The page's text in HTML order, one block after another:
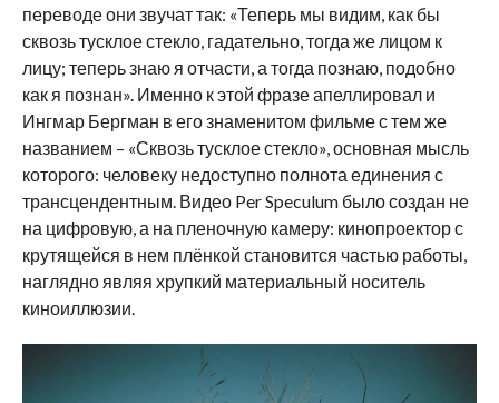
переводе они звучат так: «Теперь мы видим, как бы
сквозь тусклое стекло, гадательно, тогда же лицом к
лицу; теперь знаю я отчасти, а тогда познаю, подобно
как я познан». Именно к этой фразе апеллировал и
Ингмар Бергман в его знаменитом фильме с тем же
названием – «Сквозь тусклое стекло», основная мысль
которого: человеку недоступно полнота единения с
трансцендентным. Видео Per Speculum было создан не
на цифровую, а на пленочную камеру: кинопроектор с
крутящейся в нем плёнкой становится частью работы,
наглядно являя хрупкий материальный носитель
киноиллюзии.